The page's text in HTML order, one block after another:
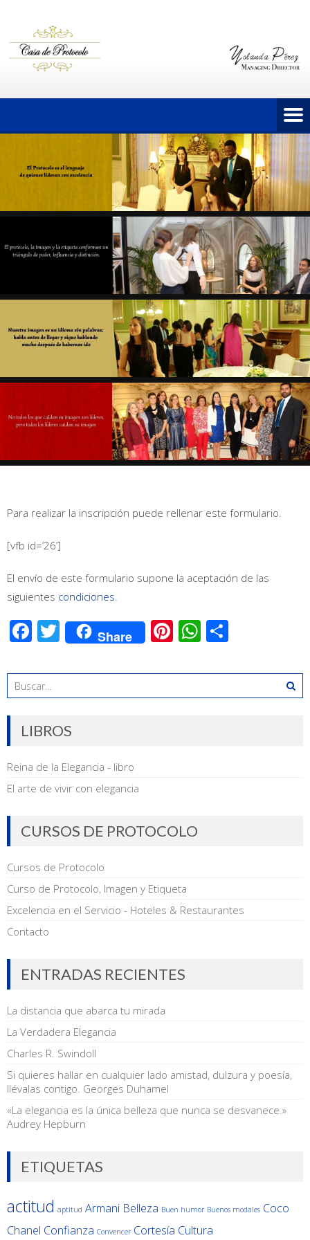
Para realizar la inscripción puede rellenar este formulario.
[vfb id=’26’]
El envío de este formulario supone la aceptación de las
siguientes condiciones.
Facebook
Twitter
Share Pinterest
WhatsApp
LIBROS
Reina de la Elegancia - libro
El arte de vivir con elegancia
CURSOS DE PROTOCOLO
Cursos de Protocolo
Curso de Protocolo, Imagen y Etiqueta
Excelencia en el Servicio - Hoteles & Restaurantes
Contacto
ENTRADAS RECIENTES
La distancia que abarca tu mirada
La Verdadera Elegancia
Charles R. Swindoll
Si quieres hallar en cualquier lado amistad, dulzura y poesía,
llévalas contigo. Georges Duhamel
«La elegancia es la única belleza que nunca se desvanece.»
Audrey Hepburn
ETIQUETAS
actitud aptitud Armani Belleza Buen humor Buenos modales Coco
Chanel Confianza Convencer Cortesía Cultura